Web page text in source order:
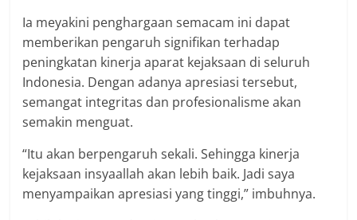
Ia meyakini penghargaan semacam ini dapat
memberikan pengaruh signifikan terhadap
peningkatan kinerja aparat kejaksaan di seluruh
Indonesia. Dengan adanya apresiasi tersebut,
semangat integritas dan profesionalisme akan
semakin menguat.
“Itu akan berpengaruh sekali. Sehingga kinerja
kejaksaan insyaallah akan lebih baik. Jadi saya
menyampaikan apresiasi yang tinggi,” imbuhnya.